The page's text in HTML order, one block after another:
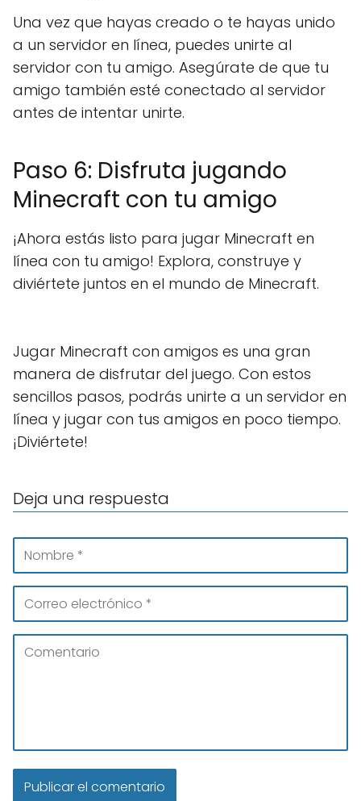
Una vez que hayas creado o te hayas unido
a un servidor en línea, puedes unirte al
servidor con tu amigo. Asegúrate de que tu
amigo también esté conectado al servidor
antes de intentar unirte.
Paso 6: Disfruta jugando
Minecraft con tu amigo
¡Ahora estás listo para jugar Minecraft en
línea con tu amigo! Explora, construye y
diviértete juntos en el mundo de Minecraft.
Jugar Minecraft con amigos es una gran
manera de disfrutar del juego. Con estos
sencillos pasos, podrás unirte a un servidor en
línea y jugar con tus amigos en poco tiempo.
¡Diviértete!
Deja una respuesta